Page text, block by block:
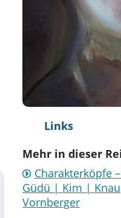
Links
Mehr in dieser
Charakterköpfe
Güdü | Kim |
Vornberger